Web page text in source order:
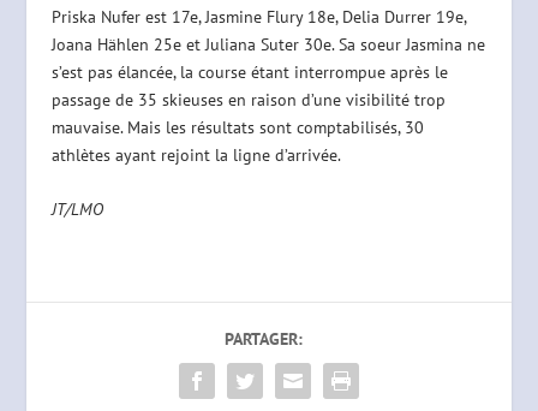
Priska Nufer est 17e, Jasmine Flury 18e, Delia Durrer 19e,
Joana Hählen 25e et Juliana Suter 30e. Sa soeur Jasmina ne
s’est pas élancée, la course étant interrompue après le
passage de 35 skieuses en raison d’une visibilité trop
mauvaise. Mais les résultats sont comptabilisés, 30
athlètes ayant rejoint la ligne d’arrivée.
JT/LMO
PARTAGER: